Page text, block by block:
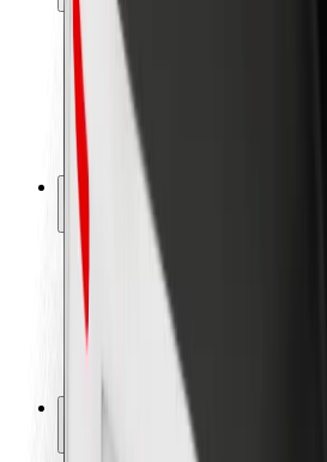
Seguridad para usuarios
Seguridad para conductores
Seguridad para patinetes
Safety Lab
Ciudades
Dónde estamos
Soluciones para las ciudades
Aeropuertos
Estaciones de carga de Bolt